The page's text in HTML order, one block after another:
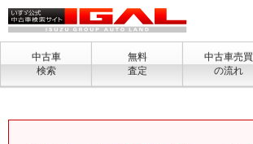
中古車
検索
無料
査定
中古車売買
の流れ